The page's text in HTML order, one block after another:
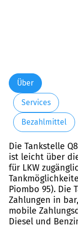
Über
Services
Bezahlmittel
Die Tankstelle
ist leicht über
für LKW
Piombo 95). Die
Zahlungen in
mobile
Diesel und